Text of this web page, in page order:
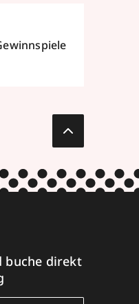
buche direkt